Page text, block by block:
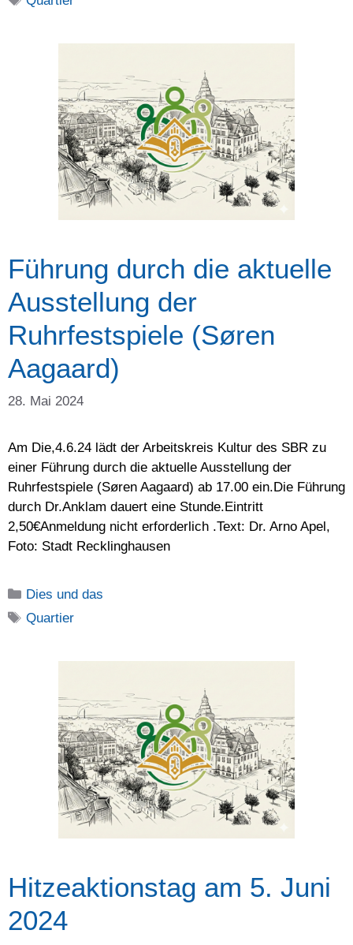
Führung durch die aktuelle
Ausstellung der
Ruhrfestspiele (Søren
Aagaard)
28. Mai 2024
Am Die,4.6.24 lädt der Arbeitskreis Kultur des SBR zu
einer Führung durch die aktuelle Ausstellung der
Ruhrfestspiele (Søren Aagaard) ab 17.00 ein.Die Führung
durch Dr.Anklam dauert eine Stunde.Eintritt
2,50€Anmeldung nicht erforderlich .Text: Dr. Arno Apel,
Foto: Stadt Recklinghausen
Kategorien
Dies und das
Schlagwörter
Quartier
Hitzeaktionstag am 5. Juni
2024